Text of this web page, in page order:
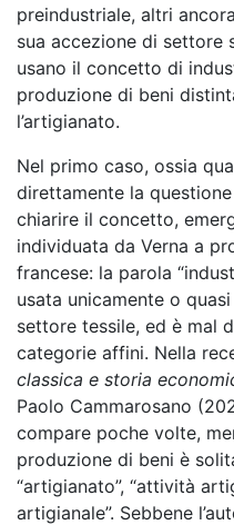
preindustriale, altri
sua accezione di settore
usano il concetto di
produzione di beni
l’artigianato.
Nel primo caso, ossia
direttamente la
chiarire il concetto,
individuata da Verna a
francese: la parola
usata unicamente o
settore tessile, ed è mal
categorie affini. Nella
classica e storia
Paolo Cammarosano
compare poche volte,
produzione di beni è
“artigianato”, “attività
artigianale”. Sebbene